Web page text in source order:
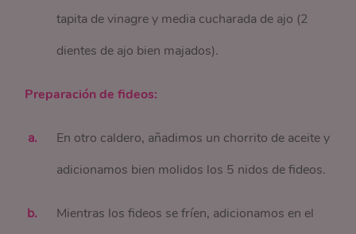
tapita de vinagre y media cucharada de ajo (2
dientes de ajo bien majados).
Preparación de fideos:
En otro caldero, añadimos un chorrito de aceite y
adicionamos bien molidos los 5 nidos de fideos.
Mientras los fideos se fríen, adicionamos en el